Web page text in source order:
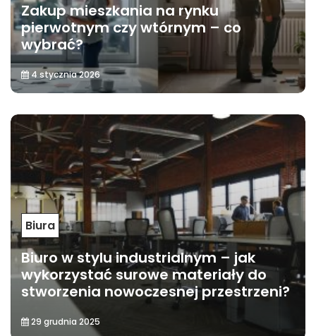
Zakup mieszkania na rynku
pierwotnym czy wtórnym – co
wybrać?
4 stycznia 2026
Biura
Biuro w stylu industrialnym – jak
wykorzystać surowe materiały do
stworzenia nowoczesnej przestrzeni?
29 grudnia 2025